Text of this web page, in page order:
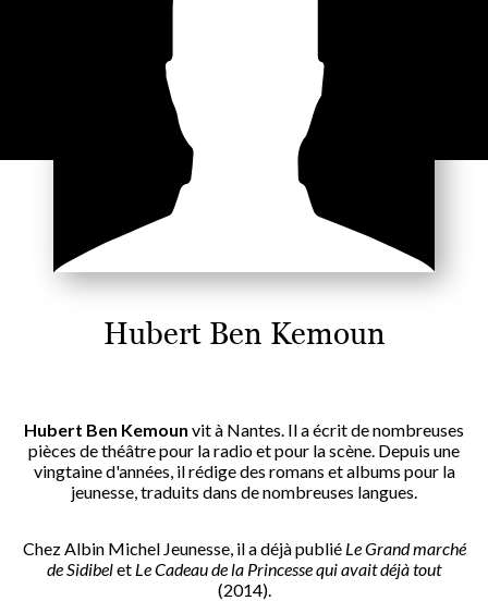
Hubert Ben Kemoun
Hubert Ben Kemoun vit à Nantes. Il a écrit de nombreuses
pièces de théâtre pour la radio et pour la scène. Depuis une
vingtaine d'années, il rédige des romans et albums pour la
jeunesse, traduits dans de nombreuses langues.
Chez Albin Michel Jeunesse, il a déjà publié Le Grand marché
de Sidibelet Le Cadeau de la Princesse qui avait déjà tout
(2014).